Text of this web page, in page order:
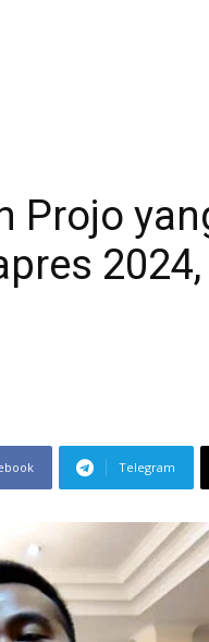
Projo
2024,
Telegram